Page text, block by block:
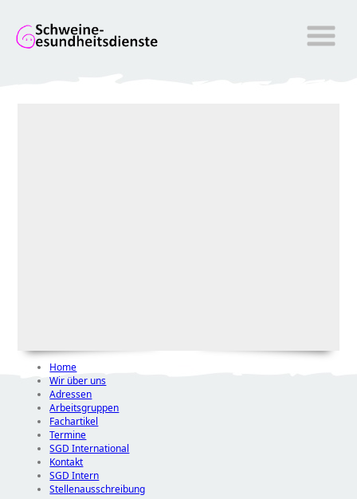
Home
Wir über uns
Adressen
Arbeitsgruppen
Fachartikel
Termine
SGD International
Kontakt
SGD Intern
Stellenausschreibung